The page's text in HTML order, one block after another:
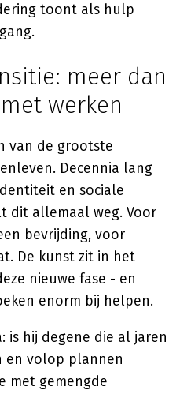
toont als hulp
meer dan
werken
van de grootste
Decennia lang
en sociale
dit allemaal weg. Voor
bevrijding, voor
De kunst zit in het
nieuwe fase - en
enorm bij helpen.
is hij degene die al jaren
en volop plannen
met gemengde